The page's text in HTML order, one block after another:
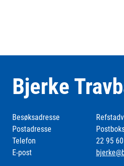
Bjerke
Besøksadresse
Postadresse
Telefon
22 95
E-post